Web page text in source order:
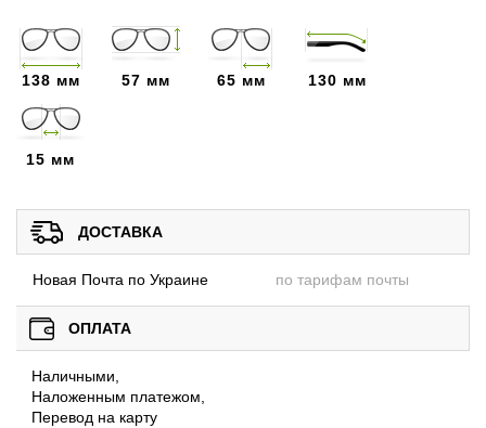
138 мм 57 мм 65 мм 130 мм
15 мм
ДОСТАВКА
Новая Почта по Украине по тарифам почты
ОПЛАТА
Наличными,
Наложенным платежом,
Перевод на карту